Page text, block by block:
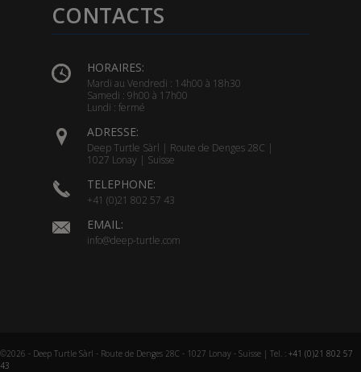
CONTACTS
HORAIRES:
Mardi au Vendredi : 14h00 à 18h30
Samedi : 9h00 à 17h00
Lundi : fermé
ADRESSE:
Deep Turtle Sàrl | Route de Denges 28C |
1027 Lonay | Suisse
TELEPHONE:
+41 (0)21 802 57 43
EMAIL:
info@deep-turtle.com
©2026 - Deep Turtle Sàrl - Route de Denges 28C - 1027 Lonay - Suisse | Tel. : +41 (0)21 802 57
43